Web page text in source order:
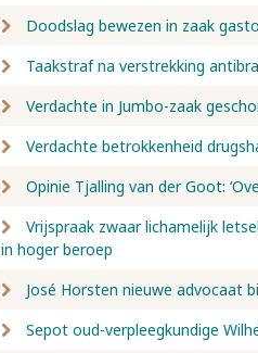
Doodslag bewezen in zaak
Taakstraf na verstrekking
Verdachte in Jumbo-zaak
Verdachte betrokkenheid
Opinie Tjalling van der Goot:
Vrijspraak zwaar lichamelijk
in hoger beroep
José Horsten nieuwe advocaat
Sepot oud-verpleegkundige